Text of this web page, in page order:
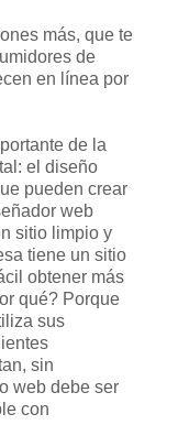
más, que te
de
en línea por
de la
el diseño
pueden crear
web
sitio limpio y
tiene un sitio
obtener más
qué? Porque
sus
sin
web debe ser
con